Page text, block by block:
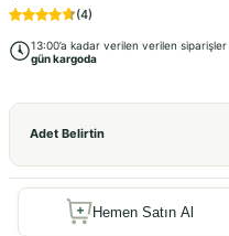
(4)
13:00’a kadar verilen verilen siparişler
gün kargoda
Adet Belirtin
Hemen Satın Al